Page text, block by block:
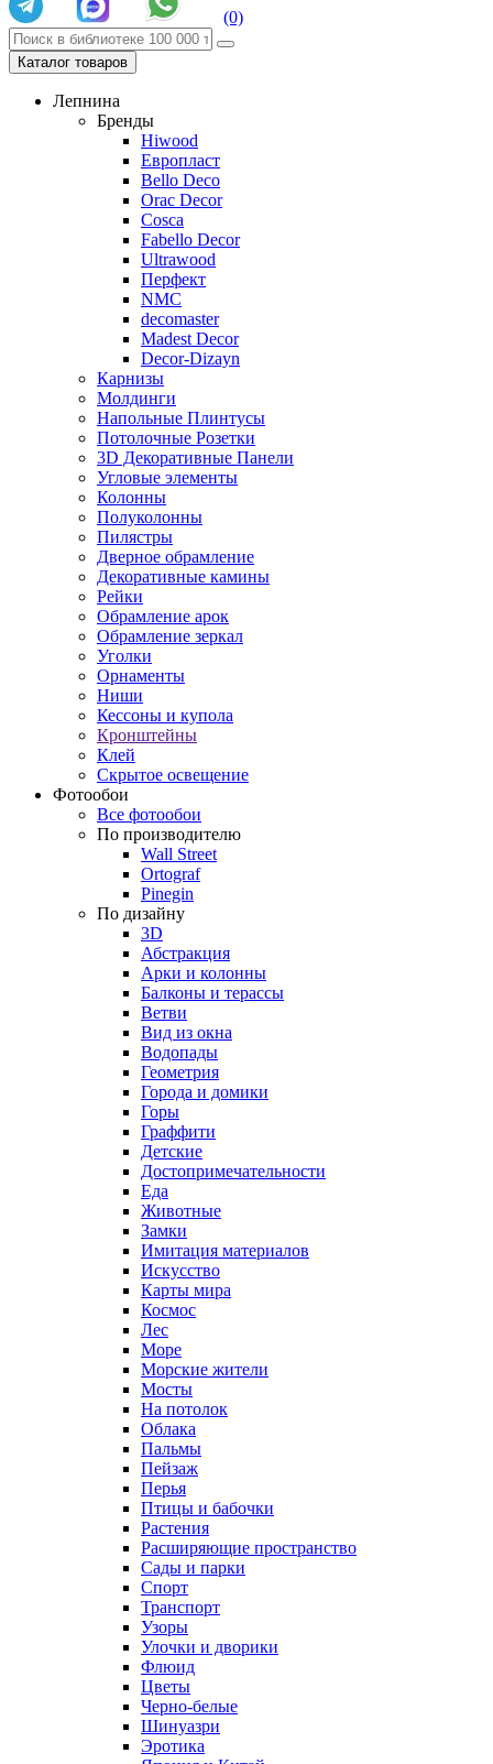
(0)
Каталог товаров
Лепнина
Бренды
Hiwood
Европласт
Bello Deco
Orac Decor
Cosca
Fabello Decor
Ultrawood
Перфект
NMC
decomaster
Madest Decor
Decor-Dizayn
Карнизы
Молдинги
Напольные Плинтусы
Потолочные Розетки
3D Декоративные Панели
Угловые элементы
Колонны
Полуколонны
Пилястры
Дверное обрамление
Декоративные камины
Рейки
Обрамление арок
Обрамление зеркал
Уголки
Орнаменты
Ниши
Кессоны и купола
Кронштейны
Клей
Скрытое освещение
Фотообои
Все фотообои
По производителю
Wall Street
Ortograf
Pinegin
По дизайну
3D
Абстракция
Арки и колонны
Балконы и терассы
Ветви
Вид из окна
Водопады
Геометрия
Города и домики
Горы
Граффити
Детские
Достопримечательности
Еда
Животные
Замки
Имитация материалов
Искусство
Карты мира
Космос
Лес
Море
Морские жители
Мосты
На потолок
Облака
Пальмы
Пейзаж
Перья
Птицы и бабочки
Растения
Расширяющие пространство
Сады и парки
Спорт
Транспорт
Узоры
Улочки и дворики
Флюид
Цветы
Черно-белые
Шинуазри
Эротика